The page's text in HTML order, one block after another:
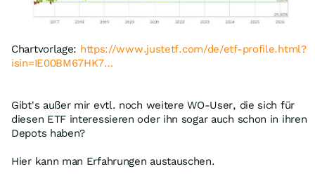
Chartvorlage: https://www.justetf.com/de/etf-profile.html?
isin=IE00BM67HK7…
Gibt's außer mir evtl. noch weitere WO-User, die sich für
diesen ETF interessieren oder ihn sogar auch schon in ihren
Depots haben?
Hier kann man Erfahrungen austauschen.